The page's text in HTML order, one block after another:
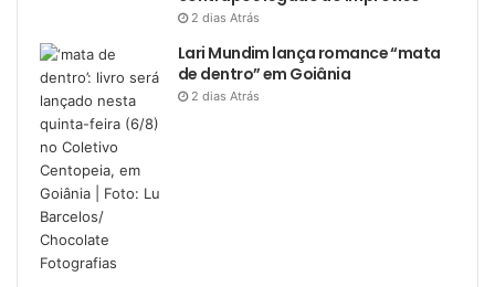
2 dias Atrás
Lari Mundim lança romance “mata
de dentro” em Goiânia
2 dias Atrás